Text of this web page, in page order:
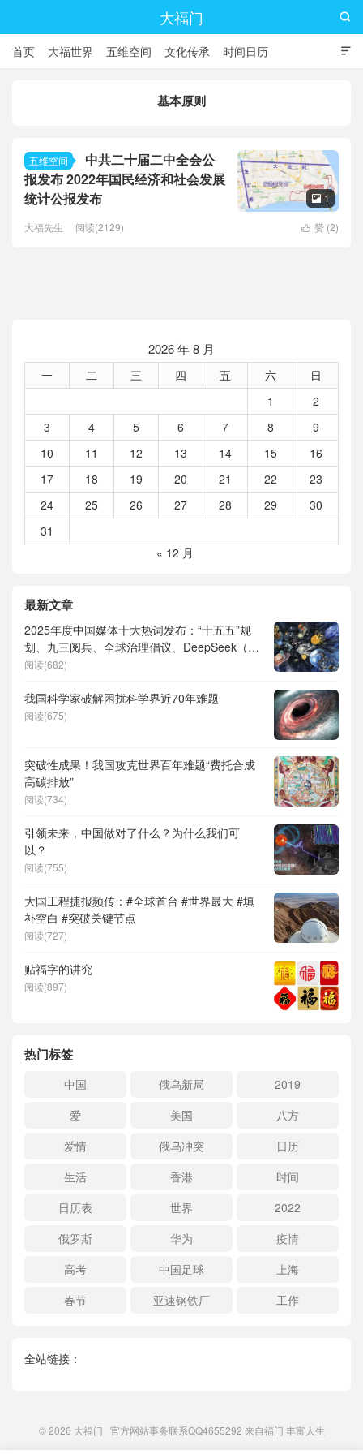
大福门

首页 大福世界 五维空间 文化传承 时间日历

基本原则
五维空间
中共二十届二中全会公
报发布 2022年国民经济和社会发展
统计公报发布
 1
 赞 (2)
大福先生 阅读(2129)
2026 年 8 月
一 二 三 四 五 六
日
1
2
3
4 5 6 7 8
9
10
11 12 13 14 15
16
17
18 19 20 21 22
23
24
25 26 27 28 29
30
31
« 12 月
最新文章
2025年度中国媒体十大热词发布：“十五五”规
划、九三阅兵、全球治理倡议、DeepSeek（深
度求索）、人形机器人、苏超、票根经济、育
阅读(682)
我国科学家破解困扰科学界近70年难题
阅读(675)
突破性成果！我国攻克世界百年难题“费托合成
高碳排放”
阅读(734)
引领未来，中国做对了什么？为什么我们可
以？
阅读(755)
大国工程捷报频传：#全球首台 #世界最大 #填
补空白 #突破关键节点
阅读(727)
贴福字的讲究
阅读(897)
热门标签
中国 俄乌新局
2019
爱
美国
八方
爱情
俄乌冲突
日历
生活
香港
时间
日历表
世界
2022
俄罗斯
华为
疫情
高考
中国足球
上海
春节
亚速钢铁厂 工作
全站链接：
© 2026 大福门 官方网站事务联系QQ4655292 来自福门 丰富人生